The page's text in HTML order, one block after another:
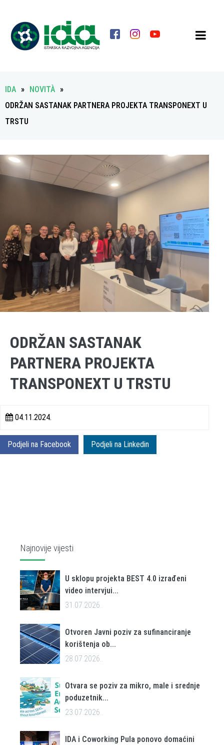
IDA » NOVITÀ »
ODRŽAN SASTANAK PARTNERA PROJEKTA TRANSPONEXT U
TRSTU
ODRŽAN SASTANAK
PARTNERA PROJEKTA
TRANSPONEXT U TRSTU
04.11.2024.
Podjeli na Facebook Podjeli na Linkedin
Najnovije vijesti
U sklopu projekta BEST 4.0 izrađeni
video intervjui...
31.07.2026..
Otvoren Javni poziv za sufinanciranje
korištenja ob...
28.07.2026..
Otvara se poziv za mikro, male i srednje
poduzetnik...
23.07.2026..
IDA i Coworking Pula ponovo domaćini